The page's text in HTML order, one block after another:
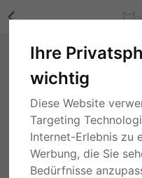
Ihre
wichtig
Diese Website
Targeting
Internet-Erlebnis zu
Werbung, die Sie
Bedürfnisse
Peppa, Appenzeller
Bilder
Baden-Württemberg, vor 3